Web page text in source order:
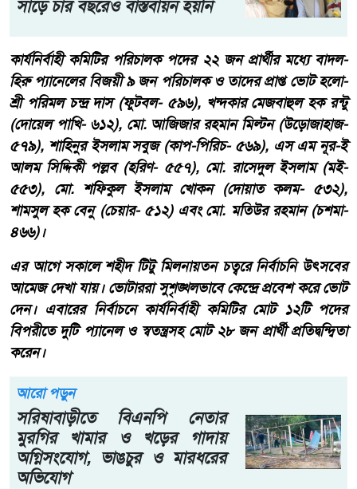
সাড়ে চার বছরেও বাস্তবায়ন হয়নি
কার্যনির্বাহী কমিটির পরিচালক পদের ২২ জন প্রার্থীর মধ্যে বাদল-
হিরু প্যানেলের বিজয়ী ৯ জন পরিচালক ও তাদের প্রাপ্ত ভোট হলো-
শ্রী পরিমল চন্দ্র দাস (ফুটবল- ৫৯৬), খন্দকার মেজবাহুল হক রন্টু
(দোয়েল পাখি- ৬১২), মো. আজিজার রহমান মিল্টন (উড়োজাহাজ-
৫৭৯), শাহিনুর ইসলাম সবুজ (কাপ-পিরিচ- ৫৬৯), এস এম নূর-ই
আলম সিদ্দিকী পল্লব (হরিণ- ৫৫৭), মো. রাসেদুল ইসলাম (মই-
৫৫৩), মো. শফিকুল ইসলাম খোকন (দোয়াত কলম- ৫৩২),
শামসুল হক বেনু (চেয়ার- ৫১২) এবং মো. মতিউর রহমান (চশমা-
৪৬৬)।
এর আগে সকালে শহীদ টিটু মিলনায়তন চত্বরে নির্বাচনি উৎসবের
আমেজ দেখা যায়। ভোটাররা সুশৃঙ্খলভাবে কেন্দ্রে প্রবেশ করে ভোট
দেন। এবারের নির্বাচনে কার্যনির্বাহী কমিটির মোট ১২টি পদের
বিপরীতে দুটি প্যানেল ও স্বতন্ত্রসহ মোট ২৮ জন প্রার্থী প্রতিদ্বন্দ্বিতা
করেন।
আরো পড়ুন
সরিষাবাড়ীতে বিএনপি নেতার
মুরগির খামার ও খড়ের গাদায়
অগ্নিসংযোগ, ভাঙচুর ও মারধরের
অভিযোগ